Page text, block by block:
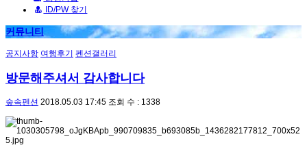
ID/PW 찾기
커뮤니티
공지사항 여행후기 펜션갤러리
방문해주셔서 감사합니다
숲속펜션 2018.05.03 17:45 조회 수 : 1338